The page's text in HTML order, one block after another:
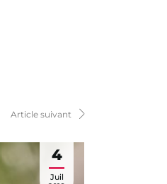
Article suivant
4
Juil